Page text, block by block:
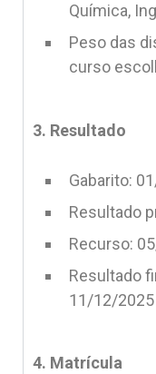
Química,
Peso das
curso
3. Resultado
Gabarito:
Resultado
Recurso:
Resultado
11/12/2025
4. Matrícula